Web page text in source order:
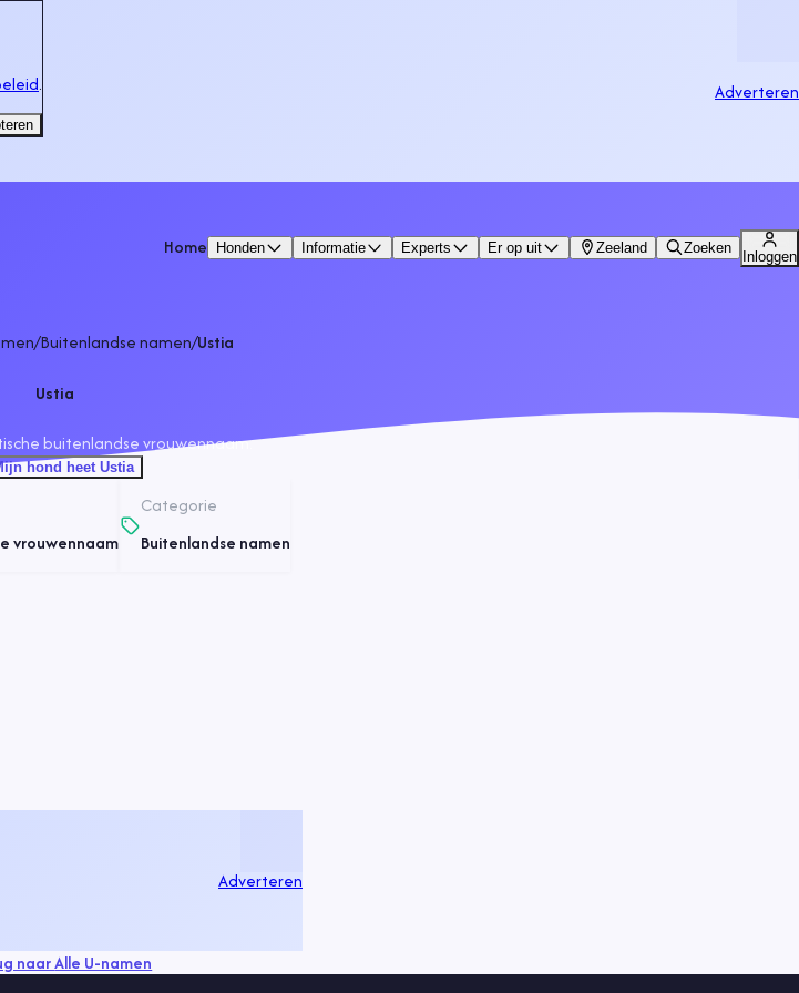
Adverteren
Home Honden Informatie Experts Er op uit Zeeland Zoeken
Inloggen
/Buitenlandse namen/Ustia
Ustia
buitenlandse vrouwennaam.
hond heet Ustia
vrouwennaam
Categorie
Buitenlandse namen
Adverteren
naarAlle U-namen
.